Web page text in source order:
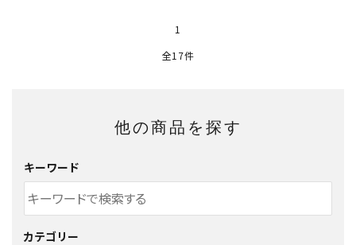
1
全17件
他の商品を探す
キーワード
カテゴリー